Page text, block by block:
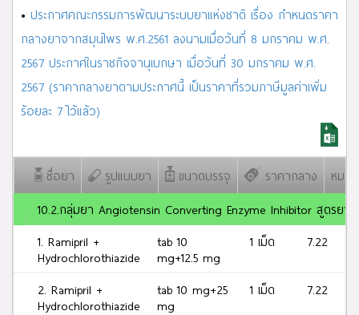
• ประกาศคณะกรรมการพัฒนาระบบยาแห่งชาติ เรื่อง กำหนดราคา
กลางยาจากสมุนไพร พ.ศ.2561 ลงนามเมื่อวันที่ 8 มกราคม พ.ศ.
2567 ประกาศในราชกิจจานุเบกษา เมื่อวันที่ 30 มกราคม พ.ศ.
2567 (ราคากลางยาตามประกาศนี้ เป็นราคาที่รวมภาษีมูลค่าเพิ่ม
ร้อยละ 7 ไว้แล้ว)
ชื่อยา รูปแบบยา ขนาดบรรจุ ราคากลาง
หมา
10.2.กลุ่มยา Angiotensin Converting Enzyme Inhibitor สูตรยา
1. Ramipril +
Hydrochlorothiazide
tab 10
mg+12.5 mg
1 เม็ด 7.22
2. Ramipril +
Hydrochlorothiazide
tab 10 mg+25
mg
1 เม็ด 7.22